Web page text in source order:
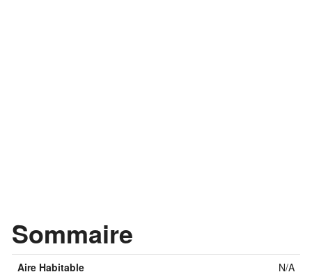
Sommaire
Aire Habitable
N/A